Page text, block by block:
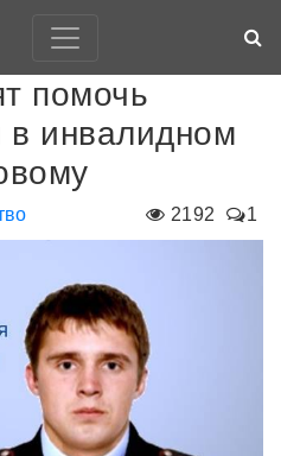
помочь
в инвалидном
2192 1